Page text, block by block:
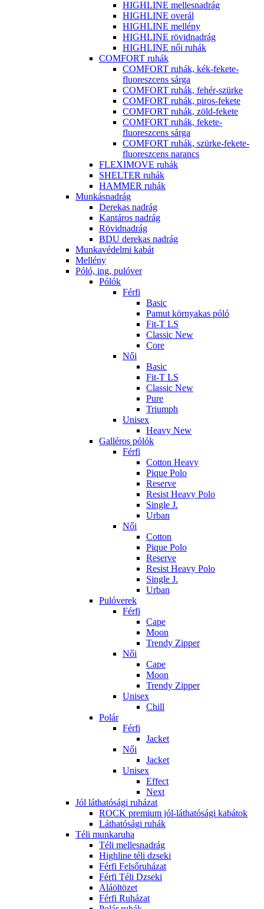
HIGHLINE mellesnadrág
HIGHLINE overál
HIGHLINE mellény
HIGHLINE rövidnadrág
HIGHLINE női ruhák
COMFORT ruhák
COMFORT ruhák, kék-fekete-
fluoreszcens sárga
COMFORT ruhák, fehér-szürke
COMFORT ruhák, piros-fekete
COMFORT ruhák, zöld-fekete
COMFORT ruhák, fekete-
fluoreszcens sárga
COMFORT ruhák, szürke-fekete-
fluoreszcens narancs
FLEXIMOVE ruhák
SHELTER ruhák
HAMMER ruhák
Munkásnadrág
Derekas nadrág
Kantáros nadrág
Rövidnadrág
BDU derekas nadrág
Munkavédelmi kabát
Mellény
Póló, ing, pulóver
Pólók
Férfi
Basic
Pamut környakas póló
Fit-T LS
Classic New
Core
Női
Basic
Fit-T LS
Classic New
Pure
Triumph
Unisex
Heavy New
Galléros pólók
Férfi
Cotton Heavy
Pique Polo
Reserve
Resist Heavy Polo
Single J.
Urban
Női
Cotton
Pique Polo
Reserve
Resist Heavy Polo
Single J.
Urban
Pulóverek
Férfi
Cape
Moon
Trendy Zipper
Női
Cape
Moon
Trendy Zipper
Unisex
Chill
Polár
Férfi
Jacket
Női
Jacket
Unisex
Effect
Next
Jól láthatósági ruházat
ROCK premium jól-láthatósági kabátok
Láthatósági ruhák
Téli munkaruha
Téli mellesnadrág
Highline téli dzseki
Férfi Felsőruházat
Férfi Téli Dzseki
Aláöltözet
Férfi Ruházat